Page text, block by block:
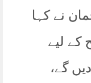
سنجیدہ نہیں
لیا جارہا
تھا آج کہیں
فکر کرنی
کا
نے کہا
تشریح کے لیے
گے،